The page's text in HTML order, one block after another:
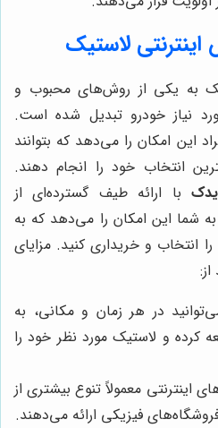
لاستیک
به یکی از روش‌های محبوب و
نیاز خودرو تبدیل شده است.
این امکان را می‌دهد که بتوانند
انتخاب خود را انجام دهند.
با ارائه طیف گسترده‌ای از
به شما این امکان را می‌دهد که به
انتخاب و خریداری کنید. مزایای
در هر زمان و مکانی، به
کرده و لاستیک مورد نظر خود را
اینترنتی معمولاً تنوع بیشتری از
فیزیکی ارائه می‌دهند.